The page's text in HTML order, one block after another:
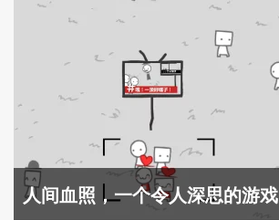
人间血照，一个令人深思的游戏